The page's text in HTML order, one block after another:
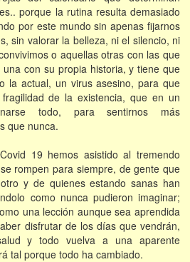
porque la rutina resulta demasiado
por este mundo sin apenas fijarnos
sin valorar la belleza, ni el silencio, ni
o aquellas otras con las que
con su propia historia, y tiene que
la actual, un virus asesino, para que
de la existencia, que en un
todo, para sentirnos más
que nunca.
19 hemos asistido al tremendo
rompen para siempre, de gente que
y de quienes estando sanas han
como nunca pudieron imaginar;
una lección aunque sea aprendida
disfrutar de los días que vendrán,
y todo vuelva a una aparente
tal porque todo ha cambiado.